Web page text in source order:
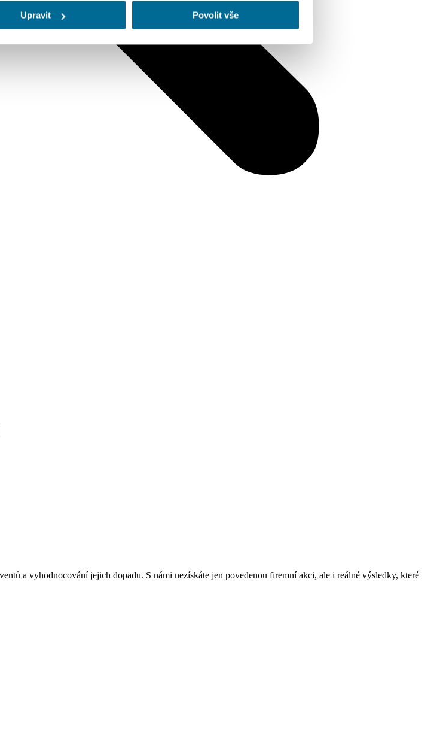
Upravit Povolit vše
a vyhodnocování jejich dopadu. S námi nezískáte jen povedenou firemní akci, ale i reálné výsledky, které